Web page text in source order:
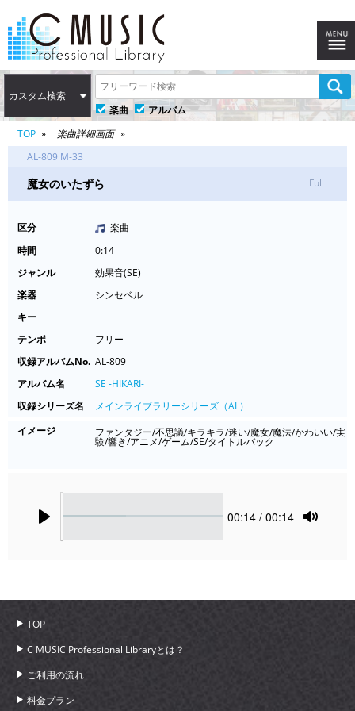
カスタム検索
楽曲
アルバム
TOP
楽曲詳細画面
AL-809 M-33
魔女のいたずら Full
区分
楽曲
時間
0:14
ジャンル
効果音(SE)
楽器
シンセベル
キー
テンポ
フリー
収録アルバムNo. AL-809
アルバム名
SE -HIKARI-
収録シリーズ名
メインライブラリーシリーズ（AL）
イメージ
ファンタジー/不思議/キラキラ/迷い/魔女/魔法/かわいい/実
験/響き/アニメ/ゲーム/SE/タイトルバック
Current
00:14 / 00:14
TOP
C MUSIC Professional Libraryとは？
ご利用の流れ
料金プラン